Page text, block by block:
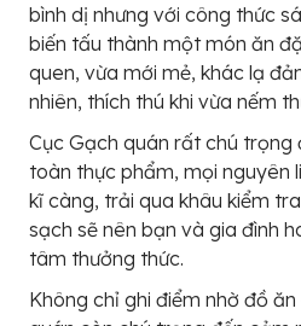
bình dị nhưng với công thức
biến tấu thành một món ăn
quen, vừa mới mẻ, khác lạ
nhiên, thích thú khi vừa nếm
Cục Gạch quán rất chú trọng
toàn thực phẩm, mọi nguyên
kĩ càng, trải qua khâu kiểm
sạch sẽ nên bạn và gia đình
tâm thưởng thức.
Không chỉ ghi điểm nhờ đồ